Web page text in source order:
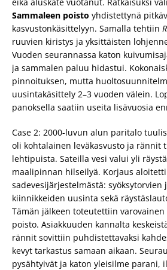
Sammaleen poisto yhdistettynä
kasvustonkäsittelyyn. Samalla tehtiin
ruuvien kiristys ja yksittäisten
Vuoden seurannassa katon
ja sammalen paluu hidastui.
pinnoituksen, mutta
uusintakäsittely 2–3 vuoden välein.
panoksella saatiin useita lisävuosia
Case 2: 2000-luvun alun paritalo
oli kohtalainen leväkasvusto ja rännit
lehtipuista. Sateilla vesi valui yli
maalipinnan hilseilyä. Korjaus
sadevesijärjestelmästä:
kiinnikkeiden uusinta sekä
Tämän jälkeen toteutettiin varovainen
poisto. Asiakkuuden kannalta
rännit sovittiin puhdistettavaksi
kevyt tarkastus samaan aikaan.
pysähtyivät ja katon yleisilme parani,